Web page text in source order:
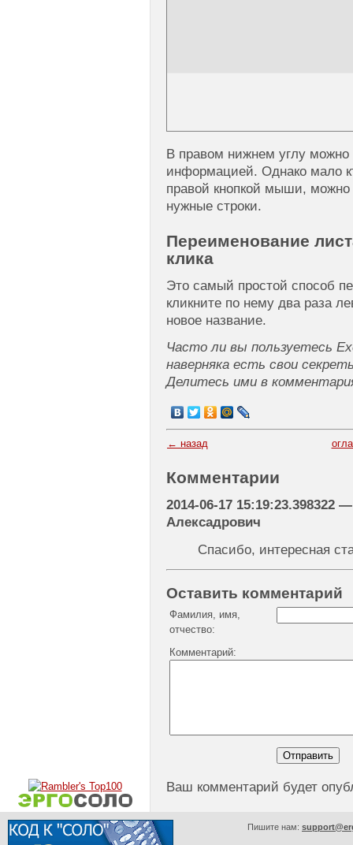
В правом нижнем углу можно
информацией. Однако мало
правой кнопкой мыши,
нужные строки.
Переименование
клика
Это самый простой способ
кликните по нему два раза
новое название.
Часто ли вы пользуетесь
наверняка есть свои
Делитесь ими в
← назад
Комментарии
2014-06-17 15:19:23.398322
Алексадрович
Спасибо, интересная
Оставить комментарий
Фамилия, имя,
отчество:
Комментарий:
Ваш комментарий будет
Пишите нам: